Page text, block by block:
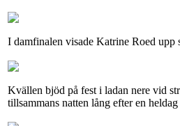
I damfinalen visade Katrine Roed upp
Kvällen bjöd på fest i ladan nere vid
tillsammans natten lång efter en